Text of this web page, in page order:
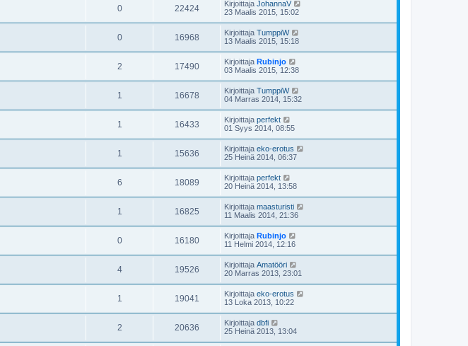
0 22424 Kirjoittaja JohannaV
23 Maalis 2015, 15:02
0 16968 Kirjoittaja TumppiW
13 Maalis 2015, 15:18
2 17490 Kirjoittaja Rubinjo
03 Maalis 2015, 12:38
1 16678 Kirjoittaja TumppiW
04 Marras 2014, 15:32
1 16433 Kirjoittaja perfekt
01 Syys 2014, 08:55
1 15636 Kirjoittaja eko-erotus
25 Heinä 2014, 06:37
6 18089 Kirjoittaja perfekt
20 Heinä 2014, 13:58
1 16825 Kirjoittaja maasturisti
11 Maalis 2014, 21:36
0 16180 Kirjoittaja Rubinjo
11 Helmi 2014, 12:16
4 19526 Kirjoittaja Amatööri
20 Marras 2013, 23:01
1 19041 Kirjoittaja eko-erotus
13 Loka 2013, 10:22
2 20636 Kirjoittaja dbfi
25 Heinä 2013, 13:04